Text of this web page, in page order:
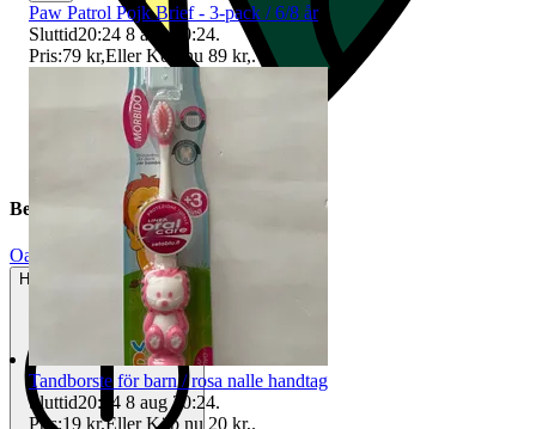
Beskrivning
Oanvänt
Helt ny och aldrig använd
Paw Patrol Pojk Brief - 3-pack / 6/8 år
Sluttid20:24 8 aug 20:24.
Pris:79 kr,Eller Köp nu 89 kr,.
Tandborste för barn / rosa nalle handtag
Sluttid20:24 8 aug 20:24.
Pris:19 kr,Eller Köp nu 20 kr,.